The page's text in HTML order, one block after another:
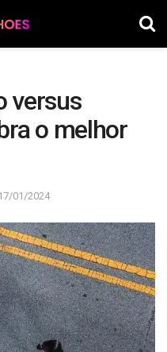
versus
o melhor
01/2024